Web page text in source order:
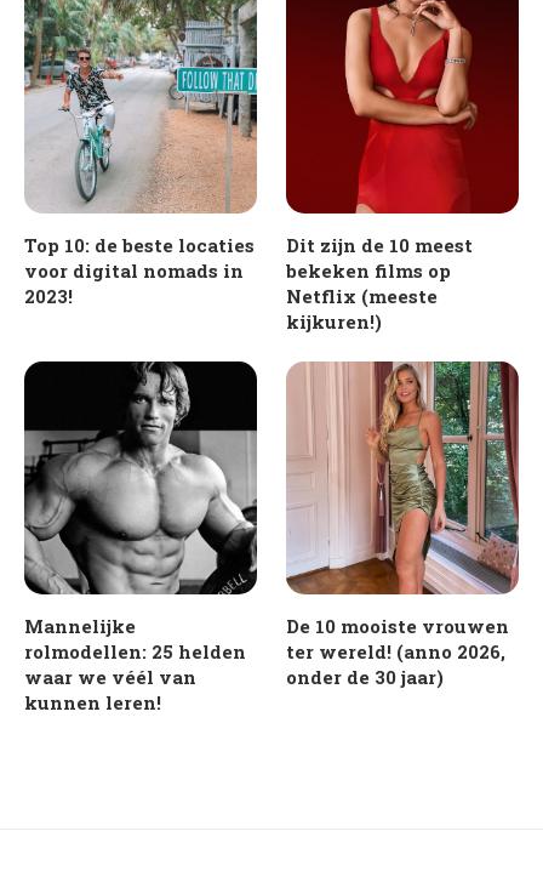
Top 10: de beste locaties
voor digital nomads in
2023!
Dit zijn de 10 meest
bekeken films op
Netflix (meeste
kijkuren!)
Mannelijke
rolmodellen: 25 helden
waar we véél van
kunnen leren!
De 10 mooiste vrouwen
ter wereld! (anno 2026,
onder de 30 jaar)